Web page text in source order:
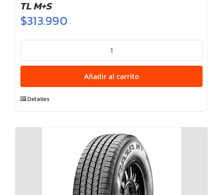
TL M+S
$313.990
RAZR
AT811
123/120S
TL
cantidad
Añadir al carrito
Detalles